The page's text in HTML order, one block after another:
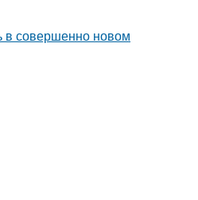
в совершенно новом